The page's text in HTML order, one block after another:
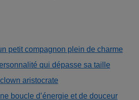
petit compagnon plein de charme
qui dépasse sa taille
aristocrate
boucle d’énergie et de douceur